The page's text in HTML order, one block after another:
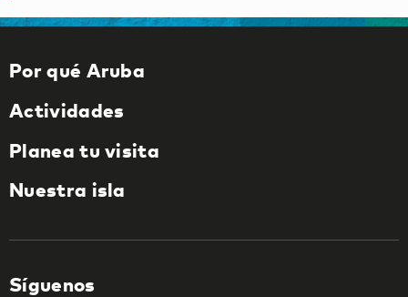
Por qué Aruba
Actividades
Planea tu visita
Nuestra isla
Síguenos